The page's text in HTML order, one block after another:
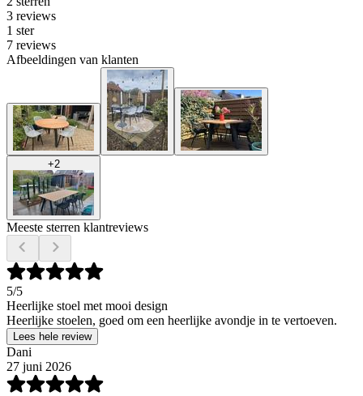
3 reviews
1 ster
7 reviews
Afbeeldingen van klanten
+2
Meeste sterren klantreviews
5/5
Heerlijke stoel met mooi design
Heerlijke stoelen, goed om een heerlijke avondje in te vertoeven.
Lees hele review
Dani
27 juni 2026